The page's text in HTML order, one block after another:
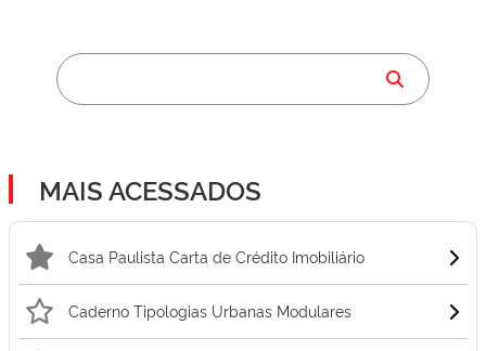
MAIS ACESSADOS
Casa Paulista Carta de Crédito Imobiliário
Caderno Tipologias Urbanas Modulares